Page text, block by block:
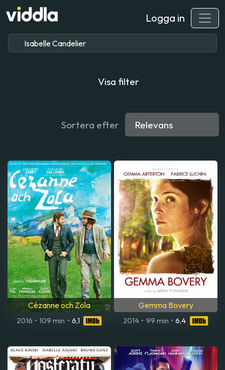
Logga in
Visa filter
Sortera efter
Cézanne och Zola
2016 • 109 min • 6,1
Gemma Bovery
2014 • 99 min • 6,4